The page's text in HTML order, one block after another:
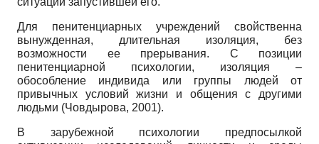
Для пенитенциарных учреждений свойственна
вынужденная, длительная изоляция, без
возможности ее прерывания. С позиции
пенитенциарной психологии, изоляция –
обособление индивида или группы людей от
привычных условий жизни и общения с другими
людьми (Човдырова, 2001).
В зарубежной психологии предпосылкой